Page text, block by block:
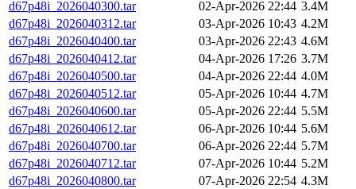
d67p48i_2026040300.tar
02-Apr-2026 22:44 3.4M
d67p48i_2026040312.tar
03-Apr-2026 10:43 4.2M
d67p48i_2026040400.tar
03-Apr-2026 22:43 4.6M
d67p48i_2026040412.tar
04-Apr-2026 17:26 3.7M
d67p48i_2026040500.tar
04-Apr-2026 22:44 4.0M
d67p48i_2026040512.tar
05-Apr-2026 10:44 4.7M
d67p48i_2026040600.tar
05-Apr-2026 22:44 5.5M
d67p48i_2026040612.tar
06-Apr-2026 10:44 5.6M
d67p48i_2026040700.tar
06-Apr-2026 22:44 5.7M
d67p48i_2026040712.tar
07-Apr-2026 10:44 5.2M
d67p48i_2026040800.tar
07-Apr-2026 22:54 4.3M